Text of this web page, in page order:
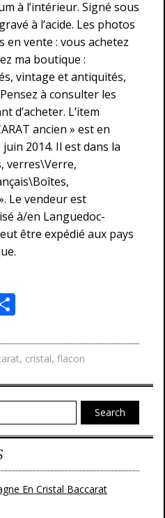
à l’intérieur. Signé sous
à l’acide. Les photos
en vente : vous achetez
ma boutique :
vintage et antiquités,
à consulter les
d’acheter. L’item
ancien » est en
2014. Il est dans la
verres\Verre,
Le vendeur est
à/en Languedoc-
être expédié aux pays
ta
g
er
, cristal, flacon
Search
En Cristal Baccarat